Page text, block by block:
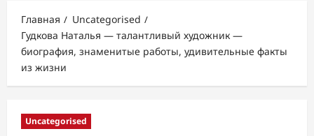
Главная
Uncategorised
Гудкова Наталья — талантливый художник —
биография, знаменитые работы, удивительные факты
из жизни
Uncategorised